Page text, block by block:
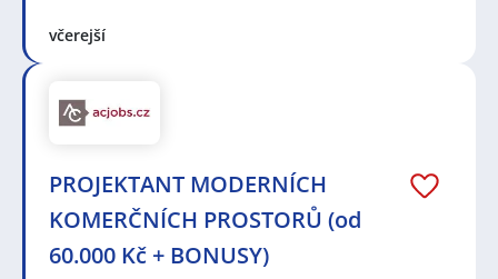
včerejší
PROJEKTANT MODERNÍCH
KOMERČNÍCH PROSTORŮ (od
60.000 Kč + BONUSY)